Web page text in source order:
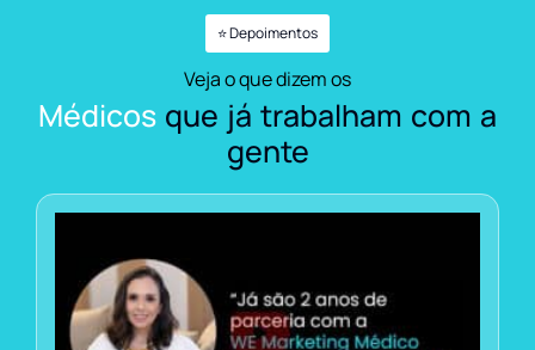
⭐ Depoimentos
Veja o que dizem os
Médicos que já trabalham com a
gente